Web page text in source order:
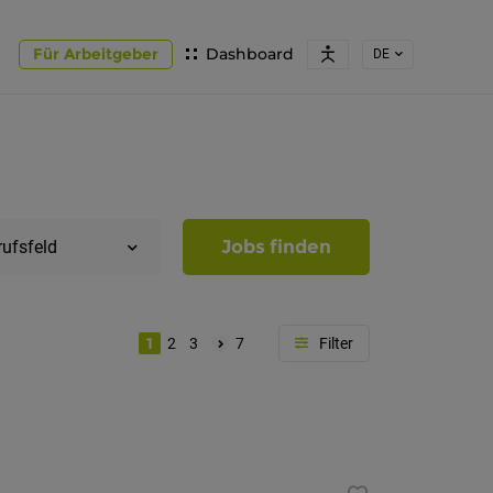
Dashboard
Für Arbeitgeber DE
Jobs finden
1 2 3 7